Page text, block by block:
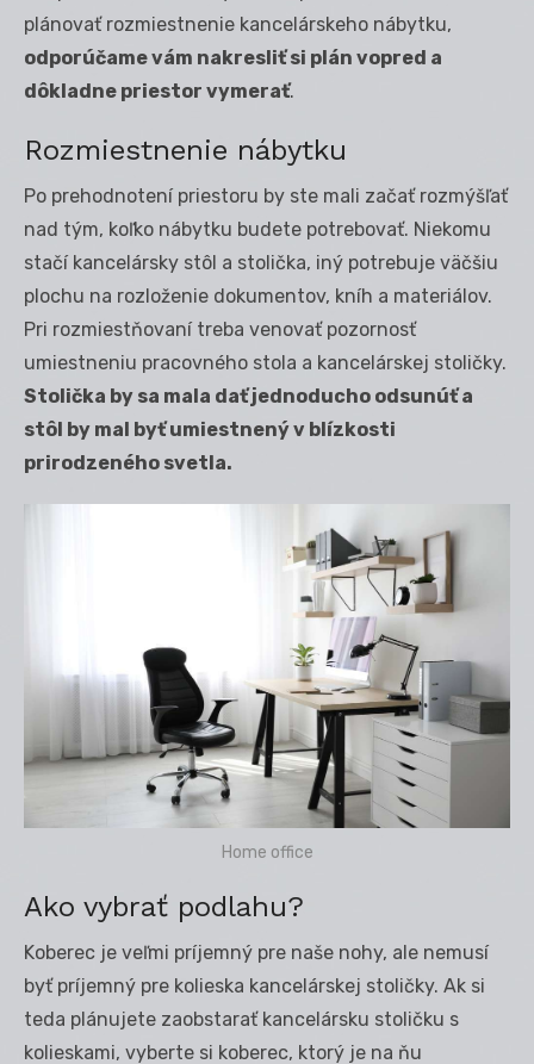
plánovať rozmiestnenie kancelárskeho nábytku,
odporúčame vám nakresliť si plán vopred a
dôkladne priestor vymerať.
Rozmiestnenie nábytku
Po prehodnotení priestoru by ste mali začať rozmýšľať
nad tým, koľko nábytku budete potrebovať. Niekomu
stačí kancelársky stôl a stolička, iný potrebuje väčšiu
plochu na rozloženie dokumentov, kníh a materiálov.
Pri rozmiestňovaní treba venovať pozornosť
umiestneniu pracovného stola a kancelárskej stoličky.
Stolička by sa mala dať jednoducho odsunúť a
stôl by mal byť umiestnený v blízkosti
prirodzeného svetla.
Home office
Ako vybrať podlahu?
Koberec je veľmi príjemný pre naše nohy, ale nemusí
byť príjemný pre kolieska kancelárskej stoličky. Ak si
teda plánujete zaobstarať kancelársku stoličku s
kolieskami, vyberte si koberec, ktorý je na ňu